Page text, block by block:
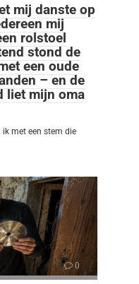
mij danste op
mij
rolstoel
stond de
een oude
– en de
liet mijn oma
ik met een stem die
0